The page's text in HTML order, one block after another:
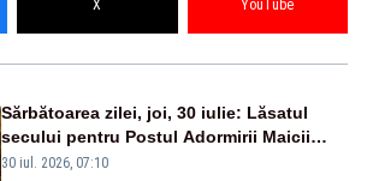
X YouTube
Sărbătoarea zilei, joi, 30 iulie: Lăsatul
secului pentru Postul Adormirii Maicii
Domnului și Sfântul Valentin
30 iul. 2026, 07:10